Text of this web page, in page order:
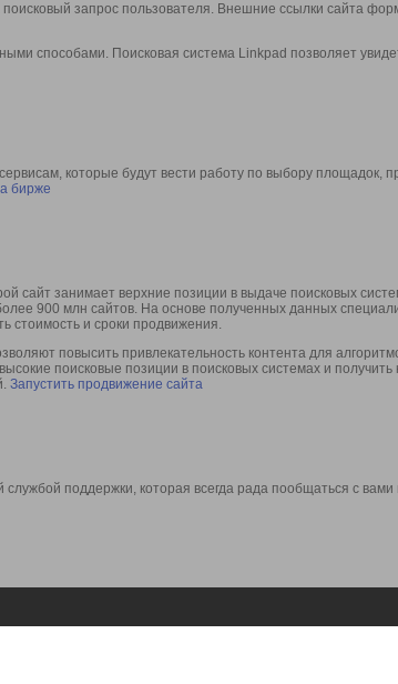
запрос пользователя. Внешние ссылки сайта
способами. Поисковая система Linkpad позволяет
которые будут вести работу по выбору площадок,
бирже
сайт занимает верхние позиции в выдаче поисковых
900 млн сайтов. На основе полученных данных
стоимость и сроки продвижения.
повысить привлекательность контента для
поисковые позиции в поисковых системах и
Запустить продвижение сайта
поддержки, которая всегда рада пообщаться с